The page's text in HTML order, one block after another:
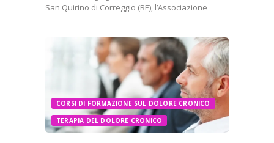
San Quirino di Correggio (RE), l’Associazione
19. Si tratta questa di un’importante occasione
per conoscere…
X Facebook
Stampa LinkedIn
CORSI DI FORMAZIONE SUL DOLORE CRONICO
TERAPIA DEL DOLORE CRONICO